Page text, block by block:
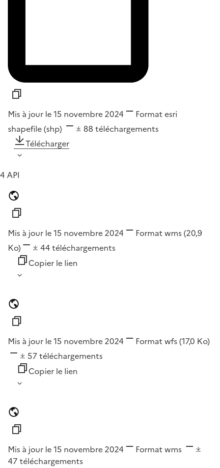
Mis à jour le 15 novembre 2024 Format esri
shapefile (shp)
88 téléchargements
Télécharger
4 API
Mis à jour le 15 novembre 2024 Format wms(20,9
Ko)
44 téléchargements
Copier le lien
Mis à jour le 15 novembre 2024 Format wfs(17,0 Ko)
57 téléchargements
Copier le lien
Mis à jour le 15 novembre 2024 Format wms
47 téléchargements